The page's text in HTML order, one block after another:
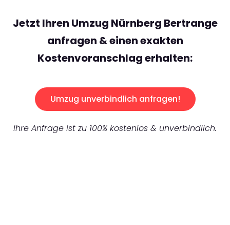
Jetzt Ihren Umzug Nürnberg Bertrange
anfragen & einen exakten
Kostenvoranschlag erhalten:
Umzug unverbindlich anfragen!
Ihre Anfrage ist zu 100% kostenlos & unverbindlich.